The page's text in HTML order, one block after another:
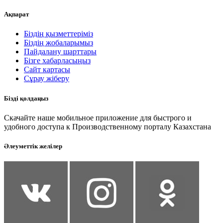
Ақпарат
Біздің қызметтеріміз
Біздің жобаларымыз
Пайдалану шарттары
Бізге хабарласыңыз
Сайт картасы
Сұрау жіберу
Бізді қолдаңыз
Скачайте наше мобильное приложение для быстрого и
удобного доступа к Производственному порталу Казахстана
Әлеуметтік желілер